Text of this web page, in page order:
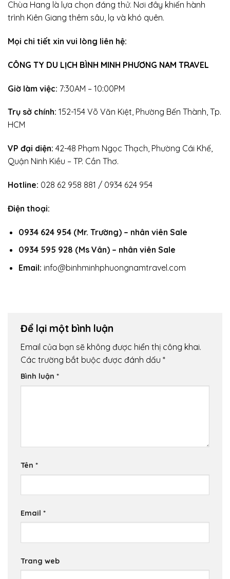
Chùa Hang là lựa chọn đáng thử. Nơi đây khiến hành
trình Kiên Giang thêm sâu, lạ và khó quên.
Mọi chi tiết xin vui lòng liên hệ:
CÔNG TY DU LỊCH BÌNH MINH PHƯƠNG NAM TRAVEL
Giờ làm việc: 7:30AM – 10:00PM
Trụ sở chính: 152-154 Võ Văn Kiệt, Phường Bến Thành, Tp.
HCM
VP đại diện: 42-48 Phạm Ngọc Thạch, Phường Cái Khế,
Quận Ninh Kiều – TP. Cần Thơ.
Hotline: 028 62 958 881 / 0934 624 954
Điện thoại:
0934 624 954 (Mr. Trường) – nhân viên Sale
0934 595 928 (Ms Vân) – nhân viên Sale
Email: info@binhminhphuongnamtravel.com
Để lại một bình luận
Email của bạn sẽ không được hiển thị công khai.
Các trường bắt buộc được đánh dấu *
Bình luận *
Tên *
Email *
Trang web